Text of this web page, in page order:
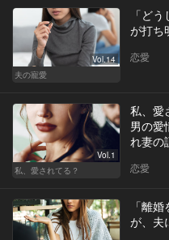
Vol.14
夫の寵愛
「ど
が打ち
恋愛
Vol.1
私、愛されてる？
私、愛
男の愛
れ妻の
恋愛
「離
が、夫